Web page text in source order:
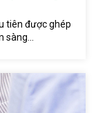
tiên được ghép